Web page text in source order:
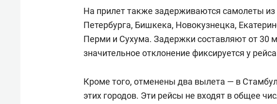
На прилет также задерживаются самолеты
Петербурга, Бишкека, Новокузнецка,
Перми и Сухума. Задержки составляют от 30
значительное отклонение фиксируется у
Кроме того, отменены два вылета — в
этих городов. Эти рейсы не входят в общее